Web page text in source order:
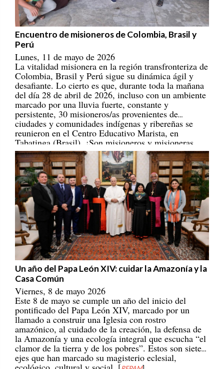
Encuentro de misioneros de Colombia, Brasil y
Perú
Lunes, 11 de mayo de 2026
La vitalidad misionera en la región transfronteriza de
Colombia, Brasil y Perú sigue su dinámica ágil y
desafiante. Lo cierto es que, durante toda la mañana
del día 28 de abril de 2026, incluso con un ambiente
marcado por una lluvia fuerte, constante y
persistente, 30 misioneros/as provenientes de
ciudades y comunidades indígenas y ribereñas se
reunieron en el Centro Educativo Marista, en
Tabatinga (Brasil). ¡Son misioneros y misioneras
portadores/as de esperanza! [REPAM]
Un año del Papa León XIV: cuidar la Amazonía y la
Casa Común
Viernes, 8 de mayo 2026
Este 8 de mayo se cumple un año del inicio del
pontificado del Papa León XIV, marcado por un
llamado a construir una Iglesia con rostro
amazónico, al cuidado de la creación, la defensa de
la Amazonía y una ecología integral que escucha “el
clamor de la tierra y de los pobres”. Estos son siete
ejes que han marcado su magisterio eclesial,
ecológico, cultural y social. [REPAM]